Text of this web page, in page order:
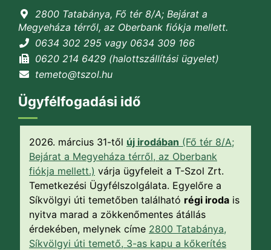
2800 Tatabánya, Fő tér 8/A; Bejárat a
Megyeháza térről, az Oberbank fiókja mellett.
0634 302 295 vagy 0634 309 166
0620 214 6429 (halottszállítási ügyelet)
temeto@tszol.hu
Ügyfélfogadási idő
2026. március 31-től új irodában (Fő tér 8/A;
Bejárat a Megyeháza térről, az Oberbank
fiókja mellett.) várja ügyfeleit a T-Szol Zrt.
Temetkezési Ügyfélszolgálata. Egyelőre a
Síkvölgyi úti temetőben található régi iroda is
nyitva marad a zökkenőmentes átállás
érdekében, melynek címe 2800 Tatabánya,
Síkvölgyi úti temető, 3-as kapu a kőkerítés